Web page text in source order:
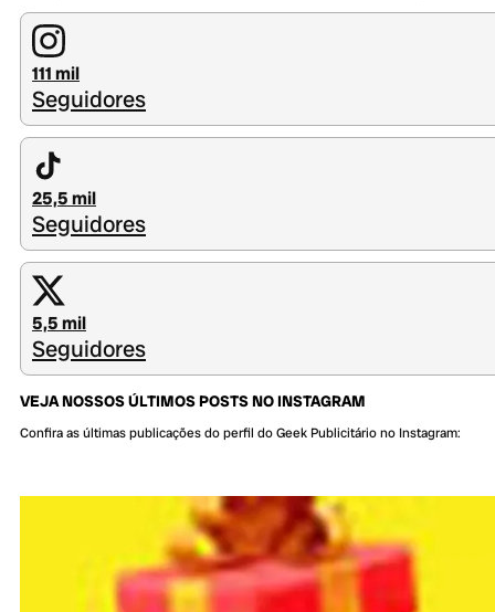
111 mil
Seguidores
25,5 mil
Seguidores
5,5 mil
Seguidores
VEJA NOSSOS ÚLTIMOS POSTS NO INSTAGRAM
Confira as últimas publicações do perfil do Geek Publicitário no Instagram: